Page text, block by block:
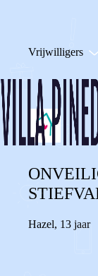
Vrijwilligers
Hazel, 13 jaar